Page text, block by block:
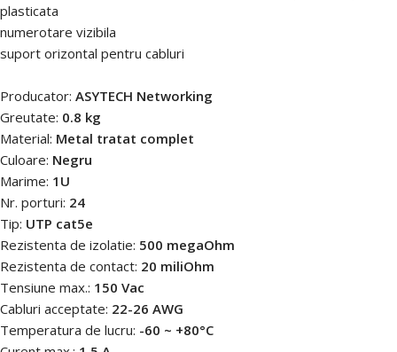
plasticata
numerotare vizibila
suport orizontal pentru cabluri
Producator: ASYTECH Networking
Greutate: 0.8 kg
Material: Metal tratat complet
Culoare: Negru
Marime: 1U
Nr. porturi: 24
Tip: UTP cat5e
Rezistenta de izolatie: 500 megaOhm
Rezistenta de contact: 20 miliOhm
Tensiune max.: 150 Vac
Cabluri acceptate: 22-26 AWG
Temperatura de lucru: -60 ~ +80°C